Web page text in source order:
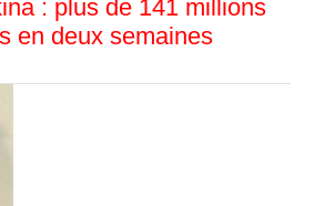
: plus de 141 millions
en deux semaines